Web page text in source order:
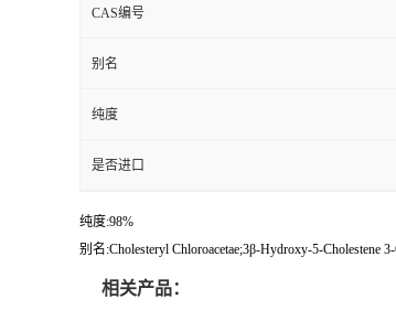
CAS编号
别名
纯度
是否进口
纯度:98%
别名:Cholesteryl Chloroacetae;3β-Hydroxy-5-Cholestene
相关产品：